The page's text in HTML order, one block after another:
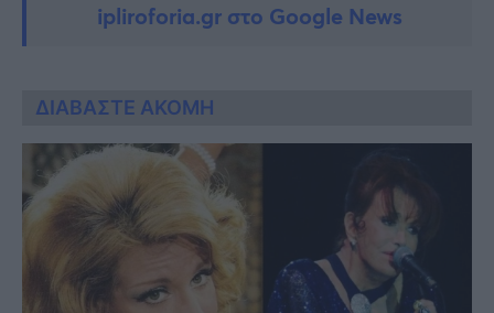
ipliroforia.gr στο Google News
ΔΙΑΒΑΣΤΕ ΑΚΟΜΗ